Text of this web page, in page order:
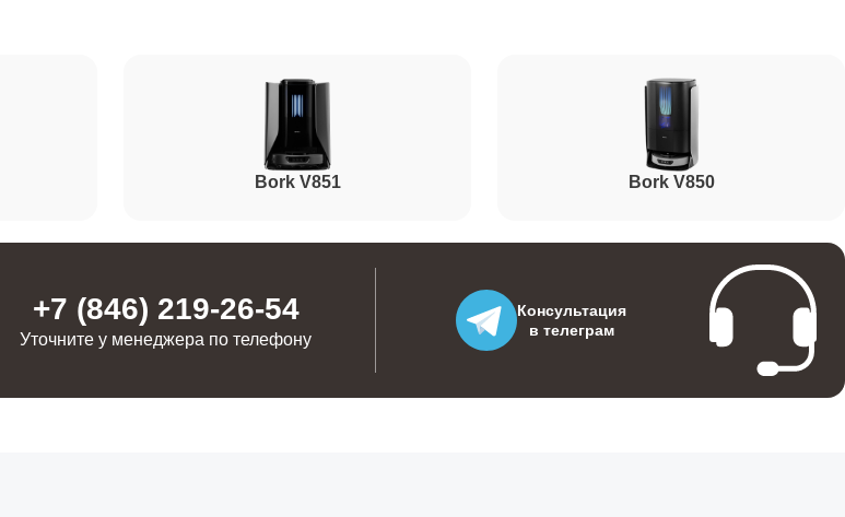
Bork V851 Bork V850
+7 (846) 219-26-54
Уточните у менеджера по телефону
Консультация
в телеграм